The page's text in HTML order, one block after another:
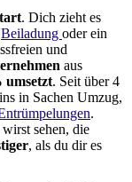
. Dich zieht es
Beiladung oder ein
und
aus
umsetzt. Seit über 4
in Sachen Umzug,
.
sehen, die
, als du dir es